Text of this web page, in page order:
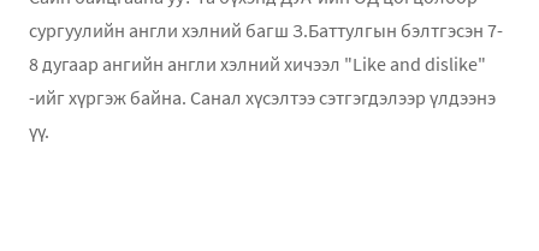
сургуулийн англи хэлний багш З.Баттулгын бэлтгэсэн 7-
8 дугаар ангийн англи хэлний хичээл "Like and dislike"
-ийг хүргэж байна. Санал хүсэлтээ сэтгэгдэлээр үлдээнэ
үү.